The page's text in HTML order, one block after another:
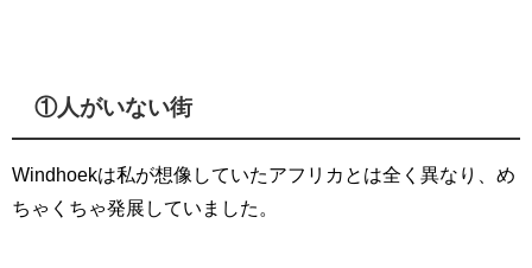
①人がいない街
Windhoekは私が想像していたアフリカとは全く異なり、め
ちゃくちゃ発展していました。